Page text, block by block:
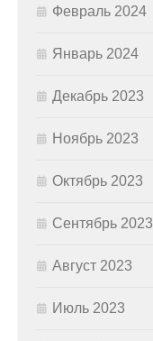
Февраль 2024
Январь 2024
Декабрь 2023
Ноябрь 2023
Октябрь 2023
Сентябрь 2023
Август 2023
Июль 2023